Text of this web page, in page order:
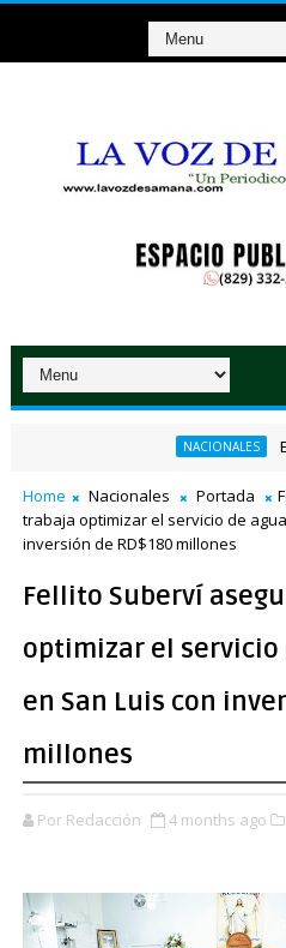
NACIONALES ETED
de RD$37 millones con el
Home Nacionales Portada
trabaja optimizar el servicio de
inversión de RD$180 millones
Fellito Suberví
optimizar el servicio
en San Luis con
millones
Por Redacción 4 months ago